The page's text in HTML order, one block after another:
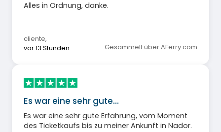
Alles in Ordnung, danke.
cliente,
vor 13 Stunden
Gesammelt über AFerry.com
Es war eine sehr gute…
Es war eine sehr gute Erfahrung, vom Moment
des Ticketkaufs bis zu meiner Ankunft in Nador.